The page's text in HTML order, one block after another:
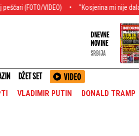
"Kosjerina mi nije dala da radim!"
DNEVNE
NOVINE
SRBIJA
DŽET SET
VLADIMIR PUTIN DONALD TRAMP